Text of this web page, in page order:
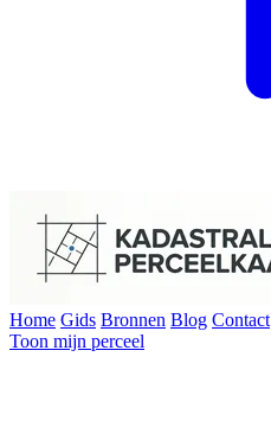
Home Gids Bronnen Blog Contact
Toon mijn perceel